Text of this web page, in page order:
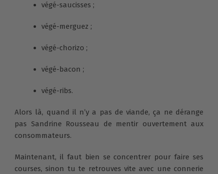
végé-saucisses ;
végé-merguez ;
végé-chorizo ;
végé-bacon ;
végé-ribs.
Alors là, quand il n’y a pas de viande, ça ne dérange
pas Sandrine Rousseau de mentir ouvertement aux
consommateurs.
Maintenant, il faut bien se concentrer pour faire ses
courses, sinon tu te retrouves vite avec une connerie